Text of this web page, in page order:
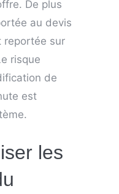
De plus
au devis
reportée sur
risque
de
est
les